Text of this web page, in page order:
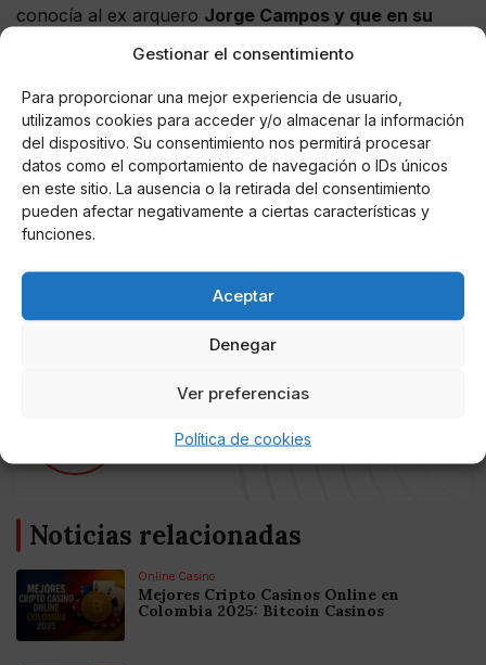
Gestionar el consentimiento
Para proporcionar una mejor experiencia de usuario,
utilizamos cookies para acceder y/o almacenar la información
del dispositivo. Su consentimiento nos permitirá procesar
datos como el comportamiento de navegación o IDs únicos
en este sitio. La ausencia o la retirada del consentimiento
pueden afectar negativamente a ciertas características y
funciones.
Aceptar
Denegar
Ver preferencias
Política de cookies
conocía al ex arquero Jorge Campos y que en su
“Nosotros estábamos, yo vivía en un departamento
y mi hijo Oscar quería ser portero en ese entonces
pues yo conocía a Jorge Campos desde que llegó a
México por Daniel Rentería, vivían en un
departamentito, y cuando empieza a irle bien –
Jorge siempre conoció a Oscar desde recién nacido
– y cada temporada le daba un suéter”, recordó
Perro Páramo
Noticias relacionadas
Online Casino
Mejores Cripto Casinos Online en
Colombia 2025: Bitcoin Casinos